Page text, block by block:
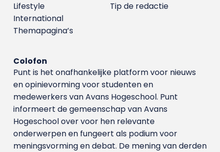
Tip de redactie
Lifestyle
International
Themapagina’s
Colofon
Punt is het onafhankelijke platform voor nieuws
en opinievorming voor studenten en
medewerkers van Avans Hoge­school. Punt
informeert de gemeenschap van Avans
Hogeschool over voor hen relevante
onderwerpen en fungeert als podium voor
meningsvorming en debat. De mening van derden